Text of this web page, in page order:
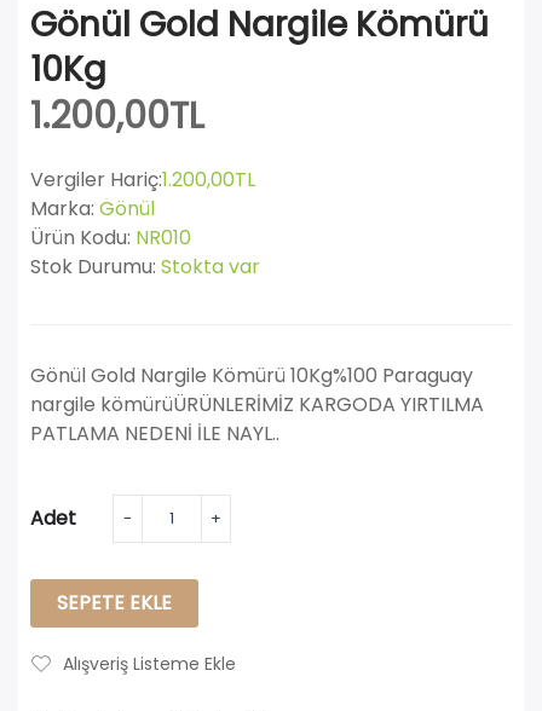
Gönül Gold Nargile Kömürü
10Kg
1.200,00TL
Vergiler Hariç:1.200,00TL
Marka: Gönül
Ürün Kodu: NR010
Stok Durumu: Stokta var
Gönül Gold Nargile Kömürü 10Kg%100 Paraguay
nargile kömürüÜRÜNLERİMİZ KARGODA YIRTILMA
PATLAMA NEDENİ İLE NAYL..
Adet
SEPETE EKLE
Alışveriş Listeme Ekle